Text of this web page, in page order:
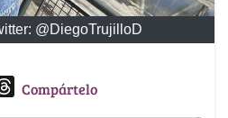
@DiegoTrujilloD
TCompártelo